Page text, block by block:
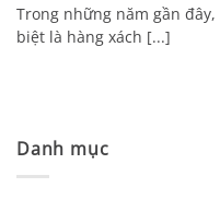
Trong những năm gần
biệt là hàng xách [...]
Danh mục